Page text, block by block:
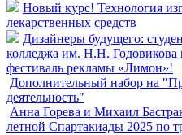
Новый курс! Технология
лекарственных средств
Дизайнеры будущего:
колледжа им. Н.Н.
фестиваль рекламы «Лимон»!
Дополнительный набор на
деятельность"
Анна Горева и Михаил
летной Спартакиады 2025 по